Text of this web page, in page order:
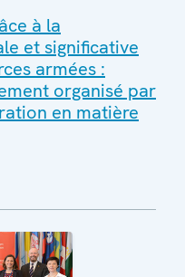
à la
et significative
armées :
organisé par
en matière